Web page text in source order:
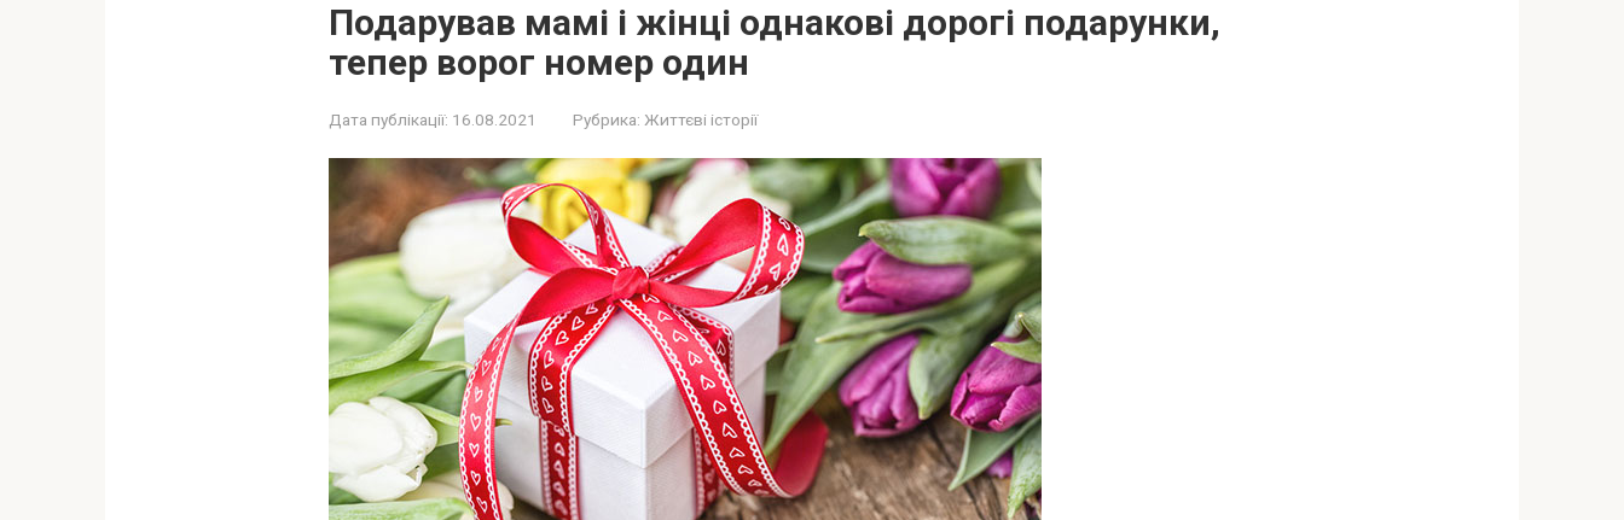
Подарував мамі і жінці однакові дорогі подарунки,
тепер ворог номер один
Дата публікації: 16.08.2021 Рубрика: Життєві історії